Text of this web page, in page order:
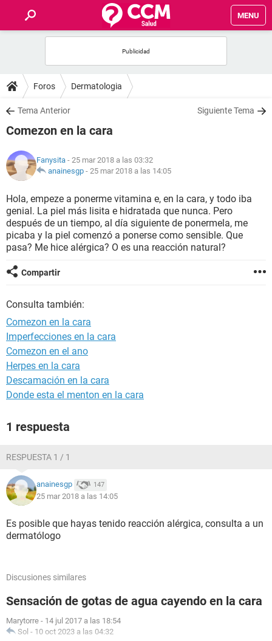
MENU
FOROS
SALUD
NUTRICIÓN
BIENESTAR
SEXUALIDAD
GLOSARIO
Foros Dermatologia
Tema Anterior Siguiente Tema
Comezon en la cara
Fanysita - 25 mar 2018 a las 03:32
anainesgp - 25 mar 2018 a las 14:05
Hola, empeze a ponerme vitamina e, en la cara, y todo iba
genial. La piel más lisita e hidratada que nunca. Pero
después de un tiempo, al día siguiente de ponermela, me
picaba y la piel comenzó a ponerse como sensible. Que
pasa? Me hice alérgica? O es una reacción natural?
Compartir
Consulta también:
Comezon en la cara
Imperfecciones en la cara
Comezon en el ano
Herpes en la cara
Descamación en la cara
Donde esta el menton en la cara
1 respuesta
RESPUESTA 1 / 1
anainesgp 147
25 mar 2018 a las 14:05
Es posible que hayas tenido reacción alérgica, consulta a un
dermatólogo
Discusiones similares
Sensación de gotas de agua cayendo en la cara
Marytorre - 14 jul 2017 a las 18:54
Sol - 10 oct 2023 a las 04:32